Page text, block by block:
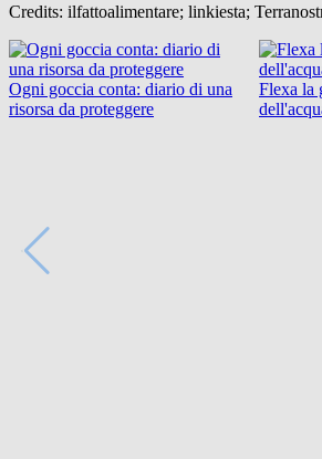
Credits: ilfattoalimentare; linkiesta;
Ogni goccia conta: diario di una
risorsa da proteggere
Flexa la